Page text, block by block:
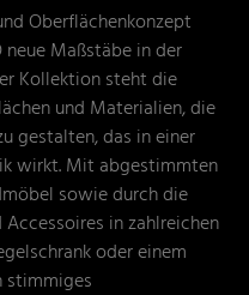
Oberflächenkonzept
neue Maßstäbe in der
Kollektion steht die
und Materialien, die
gestalten, das in einer
wirkt. Mit abgestimmten
sowie durch die
in zahlreichen
oder einem
stimmiges